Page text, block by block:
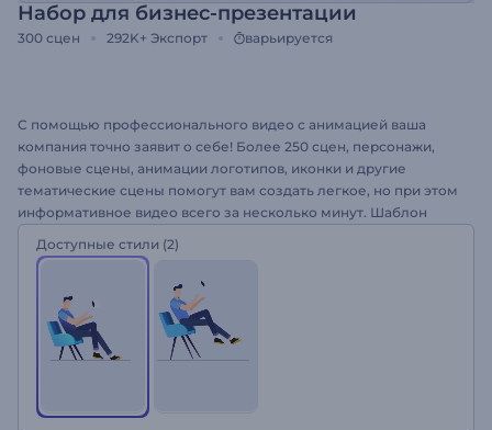
Набор для бизнес-презентации
300 сцен 292K+ Экспорт варьируется
С помощью профессионального видео с анимацией ваша
компания точно заявит о себе! Более 250 сцен, персонажи,
фоновые сцены, анимации логотипов, иконки и другие
тематические сцены помогут вам создать легкое, но при этом
информативное видео всего за несколько минут. Шаблон
корпоративных видеороликов, объясняющих роликов,
обучающих видео и других проектов. Создайте свой ролик с
помощью набора для бизнес-презентации!
Доступные стили (2)